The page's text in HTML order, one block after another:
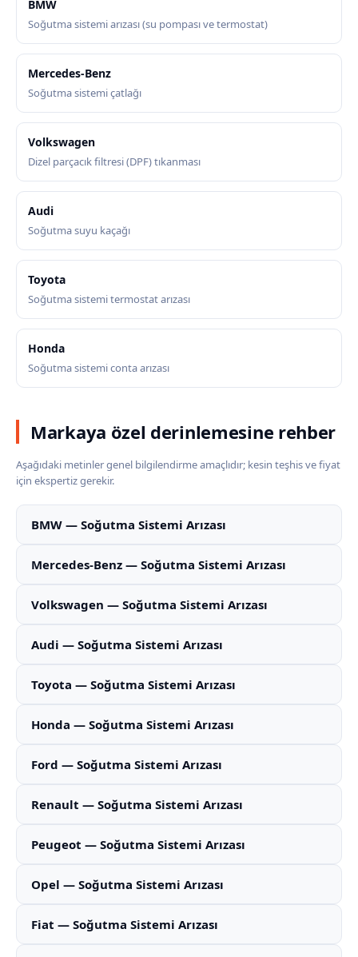
BMW
Soğutma sistemi arızası (su pompası ve termostat)
Mercedes-Benz
Soğutma sistemi çatlağı
Volkswagen
Dizel parçacık filtresi (DPF) tıkanması
Audi
Soğutma suyu kaçağı
Toyota
Soğutma sistemi termostat arızası
Honda
Soğutma sistemi conta arızası
Markaya özel derinlemesine rehber
Aşağıdaki metinler genel bilgilendirme amaçlıdır; kesin teşhis ve fiyat
için ekspertiz gerekir.
BMW — Soğutma Sistemi Arızası
Mercedes-Benz — Soğutma Sistemi Arızası
Volkswagen — Soğutma Sistemi Arızası
Audi — Soğutma Sistemi Arızası
Toyota — Soğutma Sistemi Arızası
Honda — Soğutma Sistemi Arızası
Ford — Soğutma Sistemi Arızası
Renault — Soğutma Sistemi Arızası
Peugeot — Soğutma Sistemi Arızası
Opel — Soğutma Sistemi Arızası
Fiat — Soğutma Sistemi Arızası